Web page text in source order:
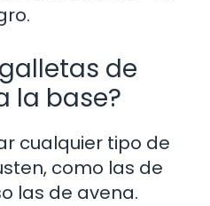
de
la base?
cualquier tipo de
como las de
las de avena.